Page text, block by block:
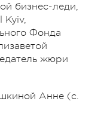
бизнес-леди,
Kyiv,
Фонда
жюри
Анне (с.